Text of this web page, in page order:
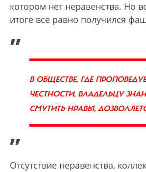
котором нет неравенства. Но
итоге все равно получился
„
В ОБЩЕСТВЕ, ГДЕ
ЧЕСТНОСТИ, ВЛАДЕЛЬЦУ
СМУТИТЬ НРАВЫ,
”
Отсутствие неравенства,